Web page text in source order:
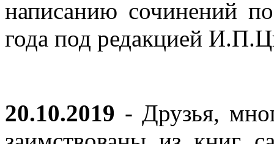
написанию сочинений
года под редакцией
20.10.2019 - Друзья,